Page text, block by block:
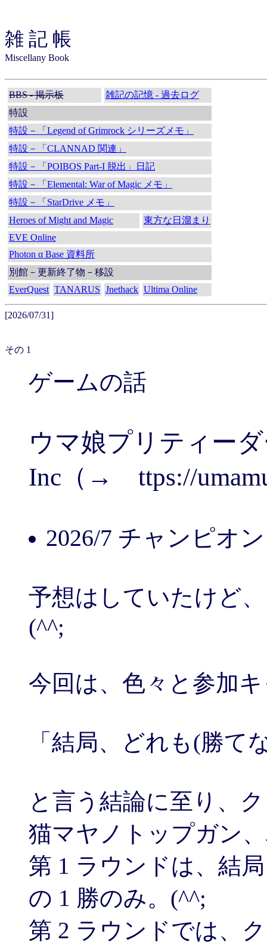
雑 記 帳
Miscellany Book
BBS - 掲示板
雑記の記憶 - 過去ログ
特設
特設－「Legend of Grimrock シリーズメモ」
特設－「CLANNAD 関連」
特設－「POIBOS Part-I 脱出」日記
特設－「Elemental: War of Magic メモ」
特設－「StarDrive メモ」
Heroes of Might and Magic
東方な日溜まり
EVE Online
Photon α Base 資料所
別館－更新終了物－移設
EverQuest TANARUS Jnethack Ultima Online
[2026/07/31]
その 1
ゲームの話
ウマ娘プリティーダ
Inc（→ ttps://
2026/7 チャンピオ
予想はしていたけど
(^^;
今回は、色々と参加
「結局、どれも(勝て
と言う結論に至り、
猫マヤノトップガン
第 1 ラウンドは、結
の 1 勝のみ。(^^;
第 2 ラウンドでは、